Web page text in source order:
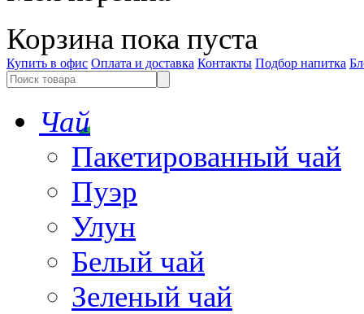
Корзина пока пуста
Купить в офис Оплата и доставка Контакты Подбор напитка
Чай
Пакетированный чай
Пуэр
Улун
Белый чай
Зеленый чай